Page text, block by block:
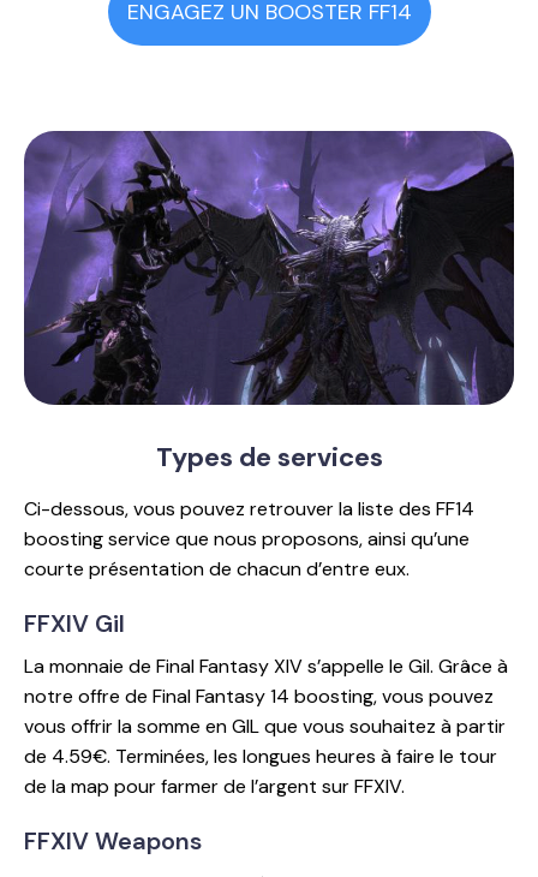
ENGAGEZ UN BOOSTER FF14
Types de services
Ci-dessous, vous pouvez retrouver la liste des FF14
boosting service que nous proposons, ainsi qu’une
courte présentation de chacun d’entre eux.
FFXIV Gil
La monnaie de Final Fantasy XIV s’appelle le Gil. Grâce à
notre offre de Final Fantasy 14 boosting, vous pouvez
vous offrir la somme en GIL que vous souhaitez à partir
de 4.59€. Terminées, les longues heures à faire le tour
de la map pour farmer de l’argent sur FFXIV.
FFXIV Weapons